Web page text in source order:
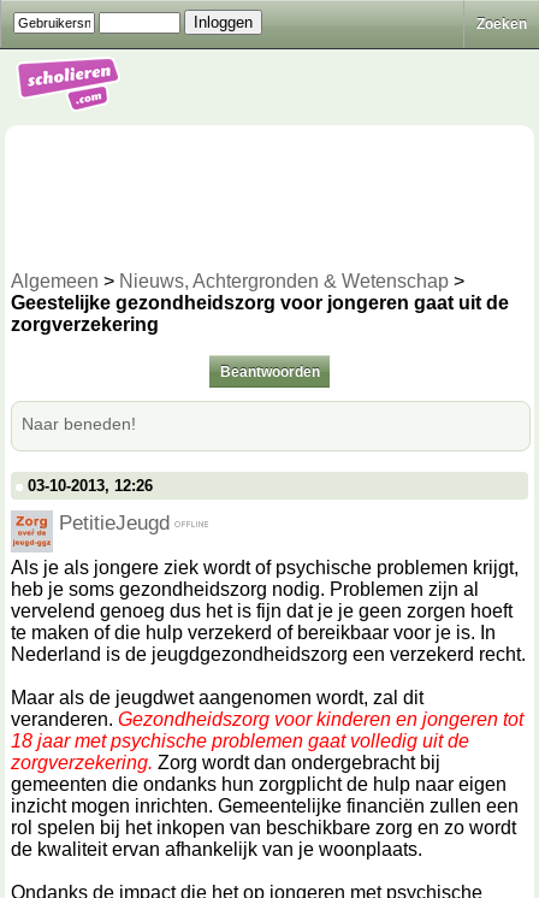
Zoeken
Algemeen > Nieuws, Achtergronden & Wetenschap >
Geestelijke gezondheidszorg voor jongeren gaat uit de
zorgverzekering
Beantwoorden
Naar beneden!
03-10-2013, 12:26
PetitieJeugd
Als je als jongere ziek wordt of psychische problemen krijgt,
heb je soms gezondheidszorg nodig. Problemen zijn al
vervelend genoeg dus het is fijn dat je je geen zorgen hoeft
te maken of die hulp verzekerd of bereikbaar voor je is. In
Nederland is de jeugdgezondheidszorg een verzekerd recht.
Maar als de jeugdwet aangenomen wordt, zal dit
veranderen. Gezondheidszorg voor kinderen en jongeren tot
18 jaar met psychische problemen gaat volledig uit de
zorgverzekering. Zorg wordt dan ondergebracht bij
gemeenten die ondanks hun zorgplicht de hulp naar eigen
inzicht mogen inrichten. Gemeentelijke financiën zullen een
rol spelen bij het inkopen van beschikbare zorg en zo wordt
de kwaliteit ervan afhankelijk van je woonplaats.
Ondanks de impact die het op jongeren met psychische